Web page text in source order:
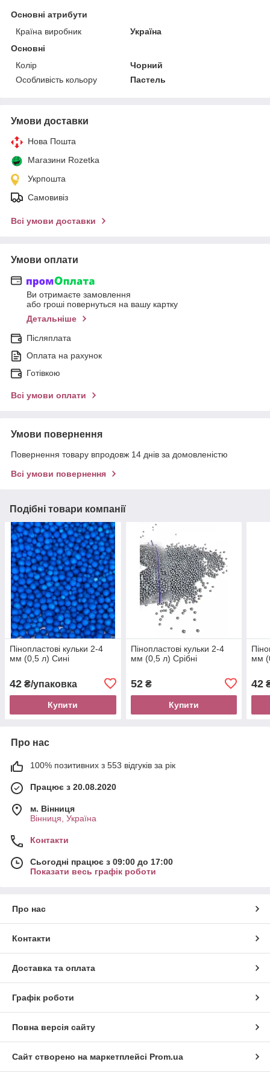
Основні атрибути
Країна виробник
Україна
Основні
Колір
Чорний
Особливість кольору
Пастель
Умови доставки
Нова Пошта
Магазини Rozetka
Укрпошта
Самовивіз
Всі умови доставки
Умови оплати
Ви отримаєте замовлення
або гроші повернуться на вашу картку
Детальніше
Післяплата
Оплата на рахунок
Готівкою
Всі умови оплати
Умови повернення
Повернення товару впродовж 14 днів за домовленістю
Всі умови повернення
Подібні товари компанії
Пінопластові кульки 2-4
мм (0,5 л) Сині
42 ₴/упаковка
Купити
Пінопластові кульки 2-4
мм (0,5 л) Срібні
52₴
Купити
мм
42
Про нас
100% позитивних з 553 відгуків за рік
Працює з 20.08.2020
м. Вінниця
Вінниця, Україна
Контакти
Сьогодні працює з 09:00 до 17:00
Показати весь графік роботи
Про нас
Контакти
Доставка та оплата
Графік роботи
Повна версія сайту
Сайт створено на маркетплейсі Prom.ua